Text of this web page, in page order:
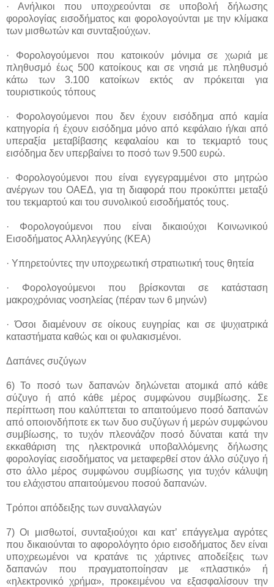
· Ανήλικοι που υποχρεούνται σε υποβολή δήλωσης
φορολογίας εισοδήματος και φορολογούνται με την κλίμακα
των μισθωτών και συνταξιούχων.
· Φορολογούμενοι που κατοικούν μόνιμα σε χωριά με
πληθυσμό έως 500 κατοίκους και σε νησιά με πληθυσμό
κάτω των 3.100 κατοίκων εκτός αν πρόκειται για
τουριστικούς τόπους
· Φορολογούμενοι που δεν έχουν εισόδημα από καμία
κατηγορία ή έχουν εισόδημα μόνο από κεφάλαιο ή/και από
υπεραξία μεταβίβασης κεφαλαίου και το τεκμαρτό τους
εισόδημα δεν υπερβαίνει το ποσό των 9.500 ευρώ.
· Φορολογούμενοι που είναι εγγεγραμμένοι στο μητρώο
ανέργων του ΟΑΕΔ, για τη διαφορά που προκύπτει μεταξύ
του τεκμαρτού και του συνολικού εισοδήματός τους.
· Φορολογούμενοι που είναι δικαιούχοι Κοινωνικού
Εισοδήματος Αλληλεγγύης (ΚΕΑ)
· Υπηρετούντες την υποχρεωτική στρατιωτική τους θητεία
· Φορολογούμενοι που βρίσκονται σε κατάσταση
μακροχρόνιας νοσηλείας (πέραν των 6 μηνών)
· Όσοι διαμένουν σε οίκους ευγηρίας και σε ψυχιατρικά
καταστήματα καθώς και οι φυλακισμένοι.
Δαπάνες συζύγων
6) Το ποσό των δαπανών δηλώνεται ατομικά από κάθε
σύζυγο ή από κάθε μέρος συμφώνου συμβίωσης. Σε
περίπτωση που καλύπτεται το απαιτούμενο ποσό δαπανών
από οποιονδήποτε εκ των δυο συζύγων ή μερών συμφώνου
συμβίωσης, το τυχόν πλεονάζον ποσό δύναται κατά την
εκκαθάριση της ηλεκτρονικά υποβαλλόμενης δήλωσης
φορολογίας εισοδήματος να μεταφερθεί στον άλλο σύζυγο ή
στο άλλο μέρος συμφώνου συμβίωσης για τυχόν κάλυψη
του ελάχιστου απαιτούμενου ποσού δαπανών.
Τρόποι απόδειξης των συναλλαγών
7) Οι μισθωτοί, συνταξιούχοι και κατ’ επάγγελμα αγρότες
που δικαιούνται το αφορολόγητο όριο εισοδήματος δεν είναι
υποχρεωμένοι να κρατάνε τις χάρτινες αποδείξεις των
δαπανών που πραγματοποίησαν με «πλαστικό» ή
«ηλεκτρονικό χρήμα», προκειμένου να εξασφαλίσουν την